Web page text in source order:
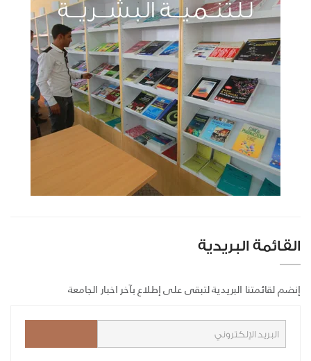
القائمة البريدية
إنضم لقائمتنا البريدية لتبقى على إطلاع بآخر اخبار الجامعة